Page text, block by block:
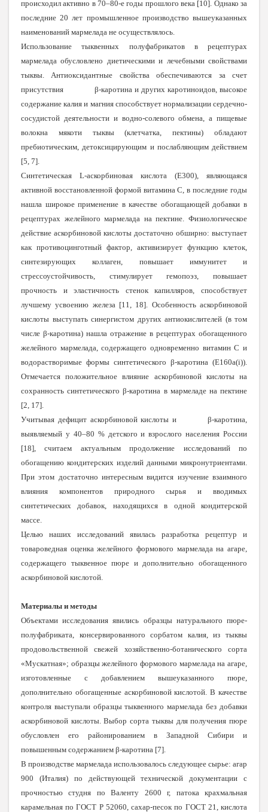
происходил активно в 70–80-е годы прошлого века [10]. Однако за
последние 20 лет промышленное производство вышеуказанных
наименований мармелада не осуществлялось.
Использование тыквенных полуфабрикатов в рецептурах
мармелада обусловлено диетическими и лечебными свойствами
тыквы. Антиоксидантные свойства обеспечиваются за счет
присутствия β-каротина и других каротиноидов, высокое
содержание калия и магния способствует нормализации сердечно-
сосудистой деятельности и водно-солевого обмена, а пищевые
волокна мякоти тыквы (клетчатка, пектины) обладают
пребиотическим, детоксицирующим и послабляющим действием
[5, 7].
Синтетическая L-аскорбиновая кислота (E300), являющаяся
активной восстановленной формой витамина C, в последние годы
нашла широкое применение в качестве обогащающей добавки в
рецептурах желейного мармелада на пектине. Физиологическое
действие аскорбиновой кислоты достаточно обширно: выступает
как противоцинготный фактор, активизирует функцию клеток,
синтезирующих коллаген, повышает иммунитет и
стрессоустойчивость, стимулирует гемопоэз, повышает
прочность и эластичность стенок капилляров, способствует
лучшему усвоению железа [11, 18]. Особенность аскорбиновой
кислоты выступать синергистом других антиокислителей (в том
числе β-каротина) нашла отражение в рецептурах обогащенного
желейного мармелада, содержащего одновременно витамин C и
водорастворимые формы синтетического β-каротина (E160a(i)).
Отмечается положительное влияние аскорбиновой кислоты на
сохранность синтетического β-каротина в мармеладе на пектине
[2, 17].
Учитывая дефицит аскорбиновой кислоты и β-каротина,
выявляемый у 40–80 % детского и взрослого населения России
[18], считаем актуальным продолжение исследований по
обогащению кондитерских изделий данными микронутриентами.
При этом достаточно интересным видится изучение взаимного
влияния компонентов природного сырья и вводимых
синтетических добавок, находящихся в одной кондитерской
массе.
Целью наших исследований явилась разработка рецептур и
товароведная оценка желейного формового мармелада на агаре,
содержащего тыквенное пюре и дополнительно обогащенного
аскорбиновой кислотой.
Материалы и методы
Объектами исследования явились образцы натурального пюре-
полуфабриката, консервированного сорбатом калия, из тыквы
продовольственной свежей хозяйственно-ботанического сорта
«Мускатная»; образцы желейного формового мармелада на агаре,
изготовленные с добавлением вышеуказанного пюре,
дополнительно обогащенные аскорбиновой кислотой. В качестве
контроля выступали образцы тыквенного мармелада без добавки
аскорбиновой кислоты. Выбор сорта тыквы для получения пюре
обусловлен его районированием в Западной Сибири и
повышенным содержанием β-каротина [7].
В производстве мармелада использовалось следующее сырье: агар
900 (Италия) по действующей технической документации с
прочностью студня по Валенту 2600 г, патока крахмальная
карамельная по ГОСТ Р 52060, сахар-песок по ГОСТ 21, кислота